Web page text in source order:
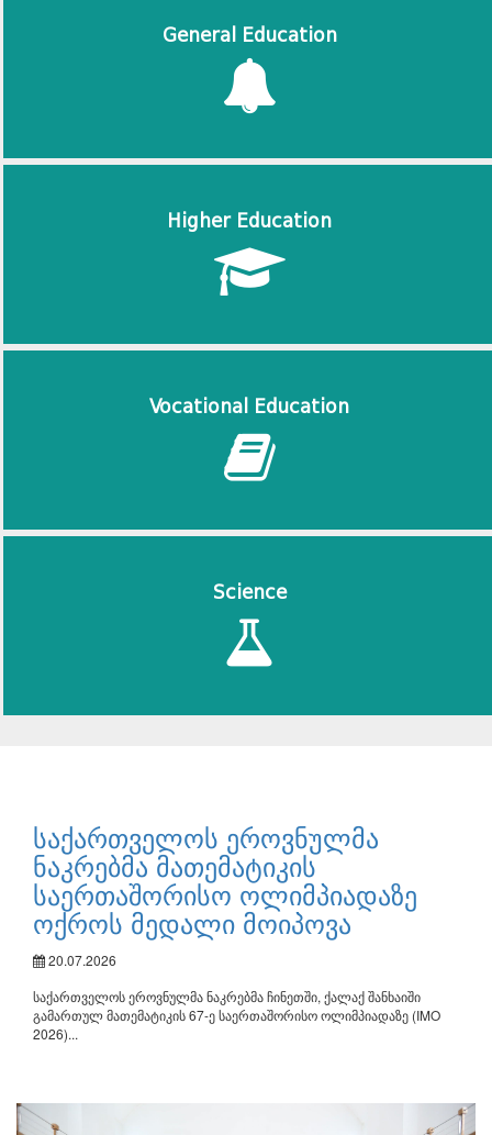
General Education
Higher Education
Vocational Education
Science
საქართველოს ეროვნულმა
ნაკრებმა მათემატიკის
საერთაშორისო ოლიმპიადაზე
ოქროს მედალი მოიპოვა
20.07.2026
საქართველოს ეროვნულმა ნაკრებმა ჩინეთში, ქალაქ შანხაიში
გამართულ მათემატიკის 67-ე საერთაშორისო ოლიმპიადაზე (IMO
2026)...